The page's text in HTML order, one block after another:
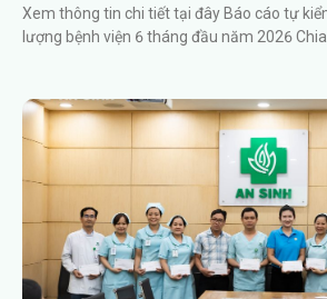
Xem thông tin chi tiết tại đây Báo cáo tự
lượng bệnh viện 6 tháng đầu năm 2026 Chia